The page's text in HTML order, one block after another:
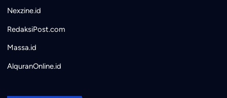
Nexzine.id
RedaksiPost.com
Massa.id
AlquranOnline.id